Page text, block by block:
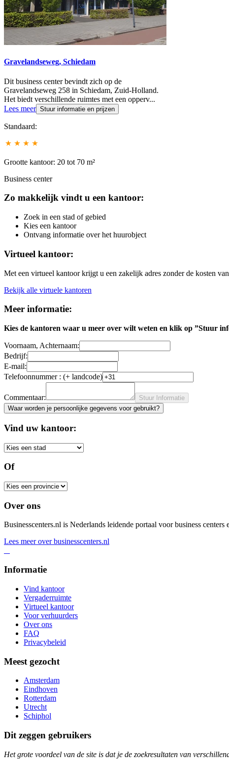
Gravelandseweg, Schiedam
Dit business center bevindt zich op de
Gravelandseweg 258 in Schiedam, Zuid-Holland.
Het biedt verschillende ruimtes met een opperv...
Lees meer Stuur informatie en prijzen
Standaard:
Grootte kantoor: 20 tot 70 m²
Business center
Zo makkelijk vindt u een kantoor:
Zoek in een stad of gebied
Kies een kantoor
Ontvang informatie over het huurobject
Virtueel kantoor:
Met een virtueel kantoor krijgt u een zakelijk adres zonder de kosten
Bekijk alle virtuele kantoren
Meer informatie:
Kies de kantoren waar u meer over wilt weten en klik op ”Stuur
Voornaam, Achternaam:
Bedrijf:
E-mail:
Telefoonnummer : (+ landcode)
Commentaar:
Stuur Informatie
Waar worden je persoonlijke gegevens voor gebruikt?
Vind uw kantoor:
Of
Over ons
Businesscenters.nl is Nederlands leidende portaal voor business
Lees meer over businesscenters.nl
Informatie
Vind kantoor
Vergaderruimte
Virtueel kantoor
Voor verhuurders
Over ons
FAQ
Privacybeleid
Meest gezocht
Amsterdam
Eindhoven
Rotterdam
Utrecht
Schiphol
Dit zeggen gebruikers
Het grote voordeel van de site is dat je de zoekresultaten van